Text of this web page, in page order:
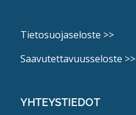
Tietosuojaseloste >>
Saavutettavuusseloste >>
YHTEYSTIEDOT